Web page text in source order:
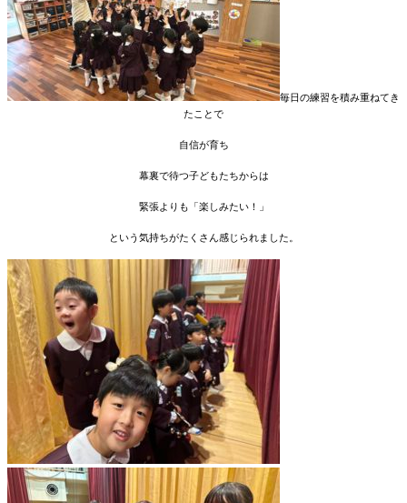
毎日の練習を積み重ねてき
たことで
自信が育ち
幕裏で待つ子どもたちからは
緊張よりも「楽しみたい！」
という気持ちがたくさん感じられました。